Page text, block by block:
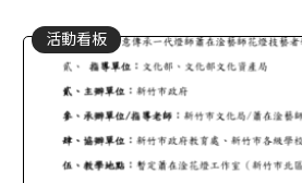
活動看板